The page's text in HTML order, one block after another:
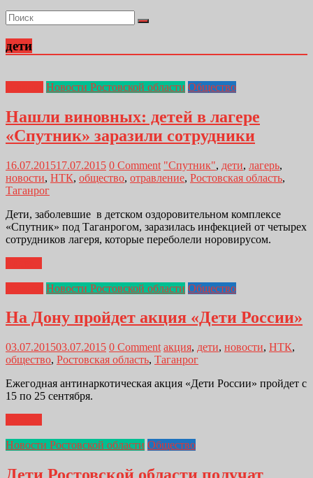
дети
Новости Ростовской области Общество
Нашли виновных: детей в лагере
«Спутник» заразили сотрудники
16.07.201517.07.2015 0 Comment "Спутник", дети, лагерь,
новости, НТК, общество, отравление, Ростовская область,
Таганрог
Дети, заболевшие в детском оздоровительном комплексе
«Спутник» под Таганрогом, заразилась инфекцией от четырех
сотрудников лагеря, которые переболели норовирусом.
Новости Ростовской области Общество
На Дону пройдет акция «Дети России»
03.07.201503.07.2015 0 Comment акция, дети, новости, НТК,
общество, Ростовская область, Таганрог
Ежегодная антинаркотическая акция «Дети России» пройдет с
15 по 25 сентября.
Новости Ростовской области Общество